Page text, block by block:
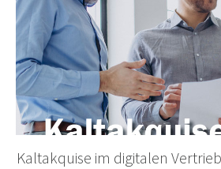
Kaltakquise im digitalen Vertrieb